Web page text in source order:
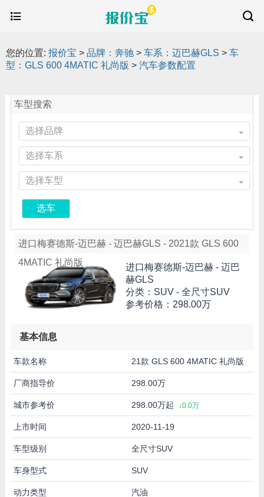
您的位置: 报价宝 > 品牌：奔驰 > 车系：迈巴赫GLS > 车
型：GLS 600 4MATIC 礼尚版 > 汽车参数配置
车型搜索
选择品牌
选择车系
选择车型
选车
进口梅赛德斯-迈巴赫 - 迈巴赫GLS - 2021款 GLS 600
4MATIC 礼尚版
进口梅赛德斯-迈巴赫 - 迈巴
赫GLS
分类：SUV - 全尺寸SUV
参考价格： 298.00万
基本信息
车款名称 21款 GLS 600 4MATIC 礼尚版
厂商指导价 298.00万
城市参考价 298.00万起 ↓0.0万
上市时间 2020-11-19
车型级别 全尺寸SUV
车身型式 SUV
动力类型 汽油